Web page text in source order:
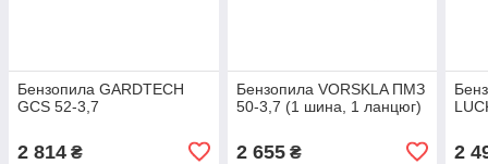
Бензопила GARDTECH
GCS 52-3,7
2 814 ₴
Бензопила VORSKLA ПМЗ
50-3,7 (1 шина, 1 ланцюг)
2 655₴ 2